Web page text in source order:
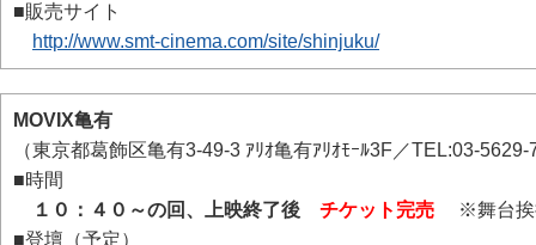
■販売サイト
http://www.smt-cinema.com/site/shinjuku/
MOVIX亀有
（東京都葛飾区亀有3-49-3 ｱﾘｵ亀有ｱﾘｵﾓｰﾙ3F／TEL:03-5629-
■時間
１０：４０～の回、上映終了後 チケット完売 ※舞台挨
■登壇（予定）